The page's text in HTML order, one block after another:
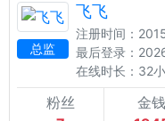
总监
飞飞
注册时间：
最后登录：
在线时长：32
粉丝
金钱